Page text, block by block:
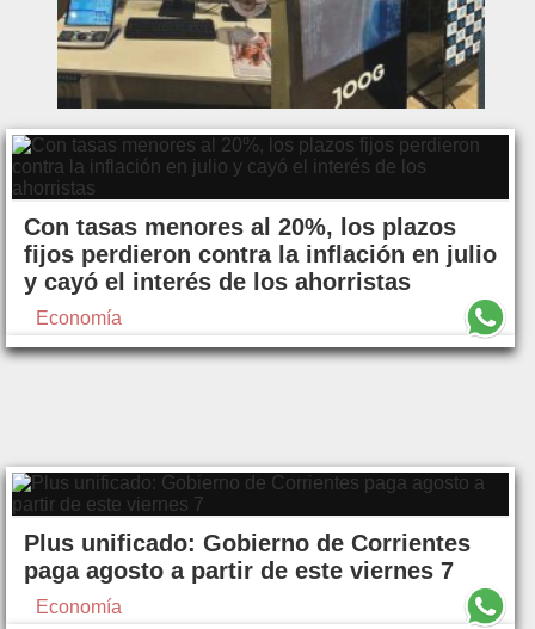
Con tasas menores al 20%, los plazos
fijos perdieron contra la inflación en julio
y cayó el interés de los ahorristas
Economía
Plus unificado: Gobierno de Corrientes
paga agosto a partir de este viernes 7
Economía